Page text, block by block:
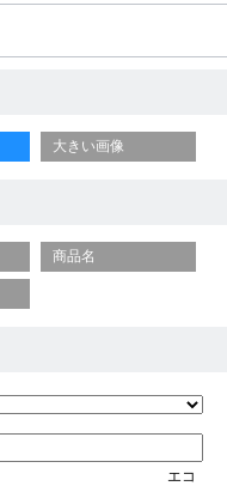
大きい画像
商品名
エコ